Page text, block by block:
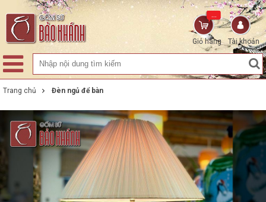
Tài khoản
Giỏ hàng
...
Trang chủ Đèn ngủ để bàn